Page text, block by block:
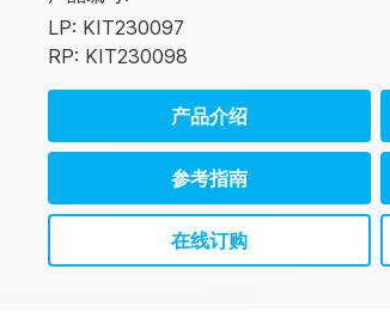
LP: KIT230097
RP: KIT230098
产品介绍
参考指南
在线订购